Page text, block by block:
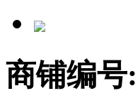
商铺编号: